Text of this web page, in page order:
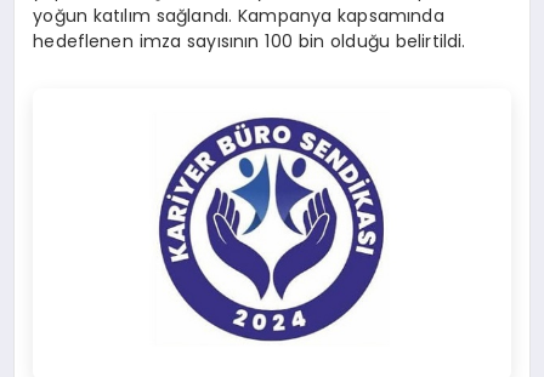
yoğun katılım sağlandı. Kampanya kapsamında
hedeflenen imza sayısının 100 bin olduğu belirtildi.